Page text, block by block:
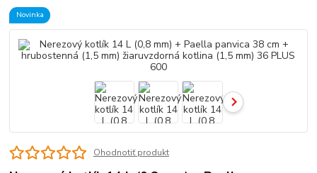
Novinka
Ohodnotiť produkt